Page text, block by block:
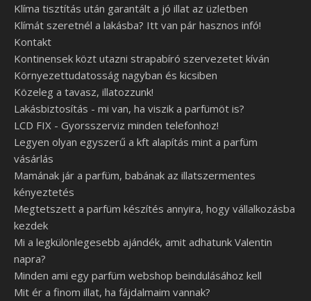
Klíma tisztítás után garantált a jó illat az üzletben
Klímát szeretnél a lakásba? Itt van pár hasznos infó!
Kontakt
Kontinensek közt utazni strapabíró szervezetet kíván
Környezettudatosság nagyban és kicsiben
Közeleg a tavasz, illatozzunk!
Lakásbiztosítás - mi van, ha viszik a parfümöt is?
LCD FIX - Gyorsszerviz minden telefonhoz!
Legyen olyan egyszerű a kft alapítás mint a parfüm
vásárlás
Mamának jár a parfüm, babának az illatszermentes
kényeztetés
Megtetszett a parfüm készítés annyira, hogy vállalkozásba
kezdek
Mi a legkülönlegesebb ajándék, amit adhatunk Valentin
napra?
Minden ami egy parfüm webshop beindulásához kell
Mit ér a finom illat, ha fájdalmaim vannak?